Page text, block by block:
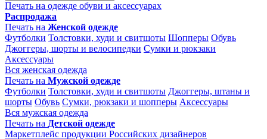
Печать на одежде обуви и аксессуарах
Распродажа
Печать на Женской одежде
Футболки Толстовки, худи и свитшоты Шопперы Обувь
Джоггеры, шорты и велосипедки Сумки и рюкзаки
Аксессуары
Вся женская одежда
Печать на Мужской одежде
Футболки Толстовки, худи и свитшоты Джоггеры, штаны и
шорты Обувь Сумки, рюкзаки и шопперы Аксессуары
Вся мужская одежда
Печать на Детской одежде
Маркетплейс продукции Российских дизайнеров